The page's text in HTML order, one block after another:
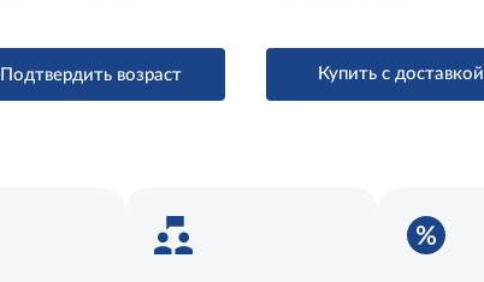
Подтвердить возраст Купить с доставкой